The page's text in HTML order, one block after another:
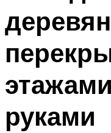
руками